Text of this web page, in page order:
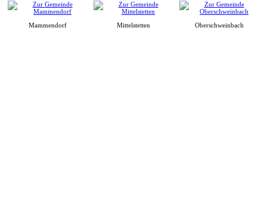
Mammendorf Mittelstetten Oberschweinbach